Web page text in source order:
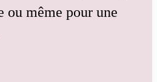
ou même pour une